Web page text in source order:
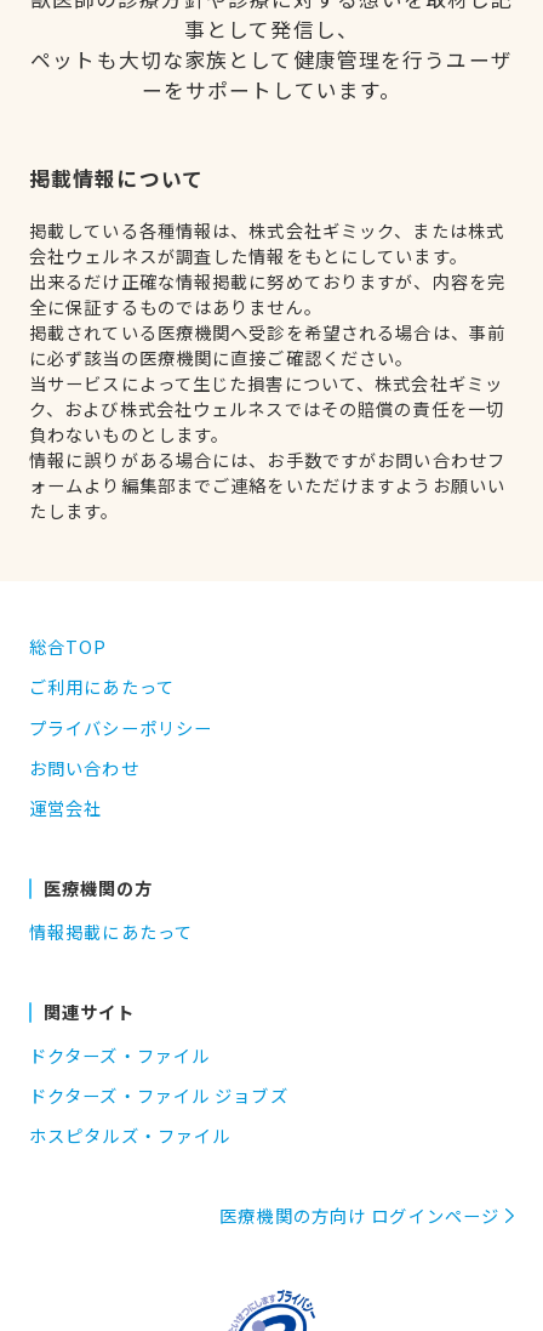
事として発信し、
ペットも大切な家族として健康管理を行うユーザ
ーをサポートしています。
掲載情報について
掲載している各種情報は、株式会社ギミック、または株式
会社ウェルネスが調査した情報をもとにしています。
出来るだけ正確な情報掲載に努めておりますが、内容を完
全に保証するものではありません。
掲載されている医療機関へ受診を希望される場合は、事前
に必ず該当の医療機関に直接ご確認ください。
当サービスによって生じた損害について、株式会社ギミッ
ク、および株式会社ウェルネスではその賠償の責任を一切
負わないものとします。
情報に誤りがある場合には、お手数ですがお問い合わせフ
ォームより編集部までご連絡をいただけますようお願いい
たします。
総合TOP
ご利用にあたって
プライバシーポリシー
お問い合わせ
運営会社
医療機関の方
情報掲載にあたって
関連サイト
ドクターズ・ファイル
ドクターズ・ファイル ジョブズ
ホスピタルズ・ファイル
医療機関の方向け ログインページ